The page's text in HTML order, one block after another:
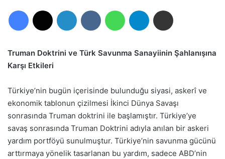
Truman Doktrini ve Türk Savunma Sanayiinin Şahlanışına
Karşı Etkileri
Türkiye’nin bugün içerisinde bulunduğu siyasi, askerî ve
ekonomik tablonun çizilmesi İkinci Dünya Savaşı
sonrasında Truman doktrini ile başlamıştır. Türkiye’ye
savaş sonrasında Truman Doktrini adıyla anılan bir askeri
yardım portföyü sunulmuştur. Türkiye’nin savunma gücünü
arttırmaya yönelik tasarlanan bu yardım, sadece ABD’nin